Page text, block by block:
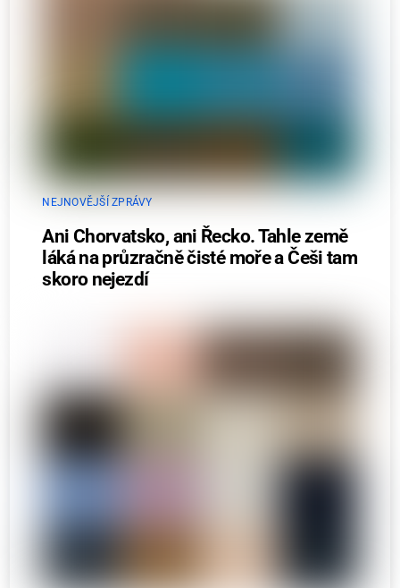
NEJNOVĚJŠÍ ZPRÁVY
Ani Chorvatsko, ani Řecko. Tahle země
láká na průzračně čisté moře a Češi tam
skoro nejezdí